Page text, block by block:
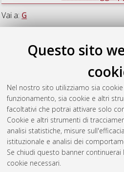
Questo sito
Nel nostro sito utilizziamo sia
funzionamento, sia cookie e altri
facoltativi che potrai attivare solo
Cookie e altri strumenti di
analisi statistiche, misure
istituzionale e analisi dei
Se chiudi questo banner continuerai
cookie necessari.
Vai a: G
Giulietti, Sonia(2017)
potentially toxic genus
[Laurea magistrale], Università di
Biologia marina [LM-DM270] -
Questa lista e' stata generata ilFri